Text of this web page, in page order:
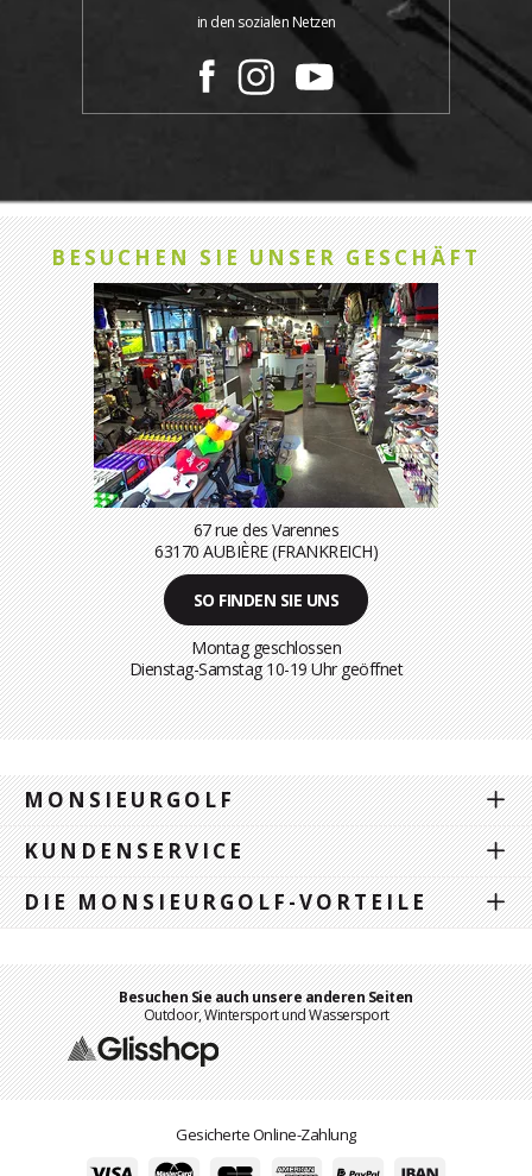
in den sozialen Netzen
BESUCHEN SIE UNSER GESCHÄFT
67 rue des Varennes
63170 AUBIÈRE (FRANKREICH)
SO FINDEN SIE UNS
Montag geschlossen
Dienstag-Samstag 10-19 Uhr geöffnet
MONSIEURGOLF
KUNDENSERVICE
DIE MONSIEURGOLF-VORTEILE
Besuchen Sie auch unsere anderen Seiten
Outdoor, Wintersport und Wassersport
Gesicherte Online-Zahlung